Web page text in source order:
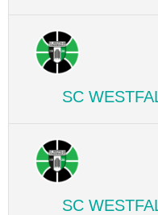
SC
SC